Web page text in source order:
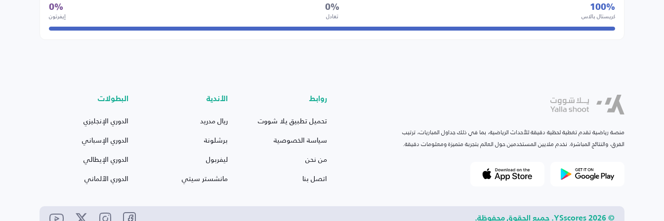
100%
كريستال بالاس
0%
تعادل
0%
إيفرتون
منصة رياضية تقدم تغطية لحظية دقيقة للأحداث الرياضية، بما في ذلك جداول المباريات، ترتيب
الفرق، والنتائج المباشرة. نخدم ملايين المستخدمين حول العالم بتجربة متميزة ومعلومات دقيقة.
روابط
تحميل تطبيق يلا شووت
سياسة الخصوصية
من نحن
اتصل بنا
الأندية
ريال مدريد
برشلونة
ليفربول
مانشستر سيتي
البطولات
الدوري الإنجليزي
الدوري الإسباني
الدوري الإيطالي
الدوري الألماني
© 2026 YSscores. جميع الحقوق محفوظة.